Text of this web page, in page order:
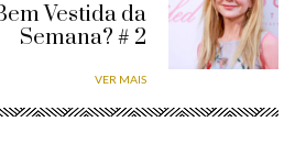
Vestida da
Semana? # 2
VER MAIS